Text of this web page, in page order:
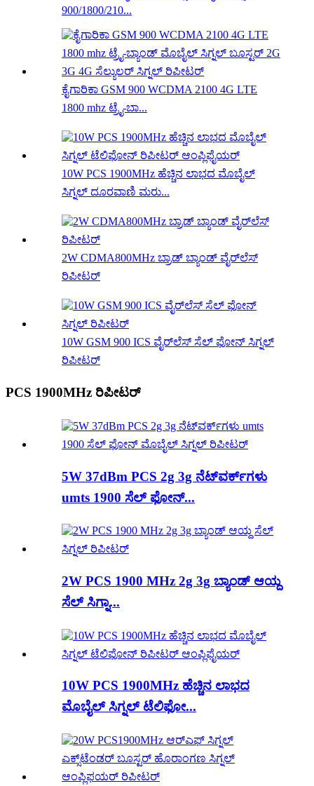
900/1800/210...
ಕೈಗಾರಿಕಾ GSM 900 WCDMA 2100 4G LTE
1800 mhz ಟ್ರೈ-ಬಾ...
10W PCS 1900MHz ಹೆಚ್ಚಿನ ಲಾಭದ ಮೊಬೈಲ್
ಸಿಗ್ನಲ್ ದೂರವಾಣಿ ಮರು...
2W CDMA800MHz ಬ್ರಾಡ್ ಬ್ಯಾಂಡ್ ವೈರ್‌ಲೆಸ್
ರಿಪೀಟರ್
10W GSM 900 ICS ವೈರ್‌ಲೆಸ್ ಸೆಲ್ ಫೋನ್ ಸಿಗ್ನಲ್
ರಿಪೀಟರ್
PCS 1900MHz ರಿಪೀಟರ್
5W 37dBm PCS 2g 3g ನೆಟ್‌ವರ್ಕ್‌ಗಳು
umts 1900 ಸೆಲ್ ಫೋನ್...
2W PCS 1900 MHz 2g 3g ಬ್ಯಾಂಡ್ ಆಯ್ದ
ಸೆಲ್ ಸಿಗ್ನಾ...
10W PCS 1900MHz ಹೆಚ್ಚಿನ ಲಾಭದ
ಮೊಬೈಲ್ ಸಿಗ್ನಲ್ ಟೆಲಿಫೋ...